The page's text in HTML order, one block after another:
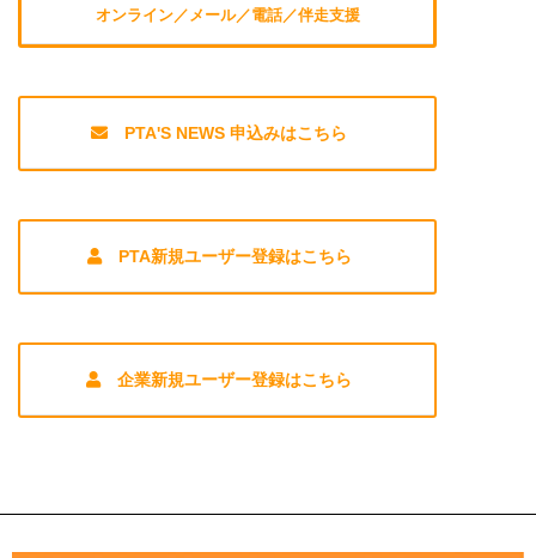
オンライン／メール／電話／伴走支援
PTA'S NEWS 申込みはこちら
PTA新規ユーザー登録はこちら
企業新規ユーザー登録はこちら